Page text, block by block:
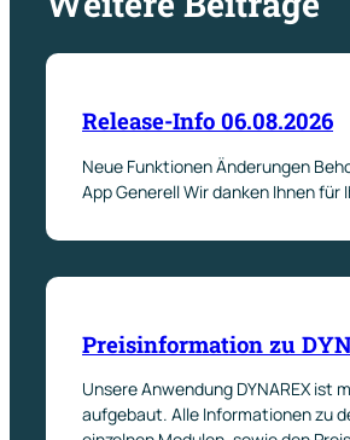
Release-Info 06.08.2026
Neue Funktionen Änderungen
App Generell Wir danken Ihnen für
Preisinformation zu
Unsere Anwendung DYNAREX ist
aufgebaut. Alle Informationen zu